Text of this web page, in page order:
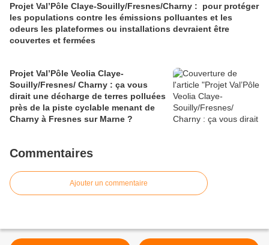
Projet Val’Pôle Claye-Souilly/Fresnes/Charny : pour protéger
les populations contre les émissions polluantes et les
odeurs les plateformes ou installations devraient être
couvertes et fermées
Projet Val’Pôle Veolia Claye-
Souilly/Fresnes/ Charny : ça vous
dirait une décharge de terres polluées
près de la piste cyclable menant de
Charny à Fresnes sur Marne ?
Commentaires
Ajouter un commentaire